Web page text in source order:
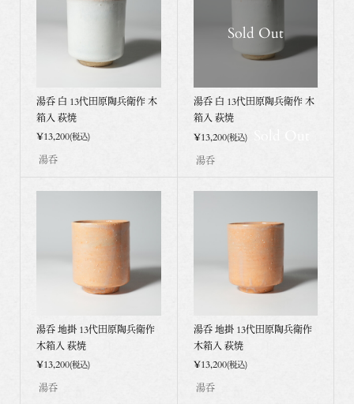
湯呑 白 13代田原陶兵衛作 木
箱入 萩焼
¥13,200(税込)
湯呑
Sold Out
湯呑 白 13代田原陶兵衛作 木
箱入 萩焼
¥13,200(税込)
湯呑
湯呑 地掛 13代田原陶兵衛作
木箱入 萩焼
¥13,200(税込)
湯呑
湯呑 地掛 13代田原陶兵衛作
木箱入 萩焼
¥13,200(税込)
湯呑